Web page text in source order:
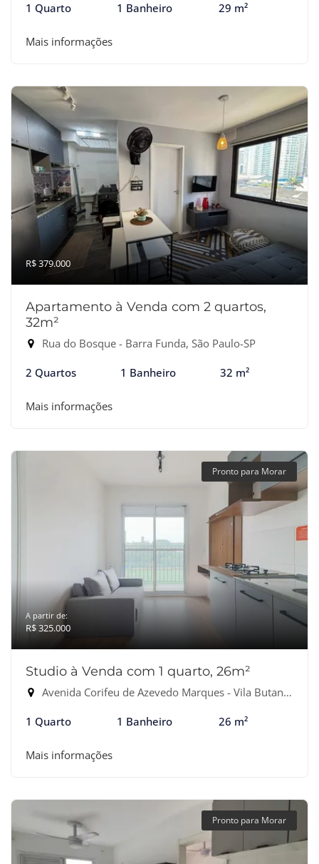
1 Quarto 1 Banheiro 29 m²
Mais informações
R$ 379.000
Apartamento à Venda com 2 quartos,
32m²
Rua do Bosque - Barra Funda, São Paulo-SP
2 Quartos 1 Banheiro 32 m²
Mais informações
Pronto para Morar
A partir de:
R$ 325.000
Studio à Venda com 1 quarto, 26m²
Avenida Corifeu de Azevedo Marques - Vila Butantã, São Paulo-SP
1 Quarto 1 Banheiro 26 m²
Mais informações
Pronto para Morar